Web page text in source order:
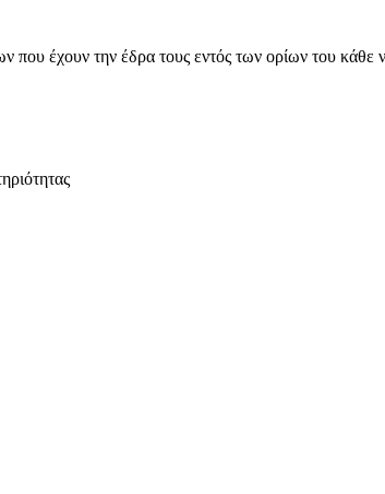
που έχουν την έδρα τους εντός των ορίων του κάθε